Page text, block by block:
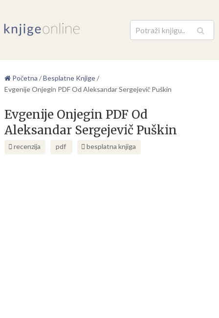
Pretraga
Početna /Besplatne Knjige/
Evgenije Onjegin PDF Od Aleksandar Sergejevič Puškin
Evgenije Onjegin PDF Od
Aleksandar Sergejevič Puškin
recenzija pdf besplatna knjiga